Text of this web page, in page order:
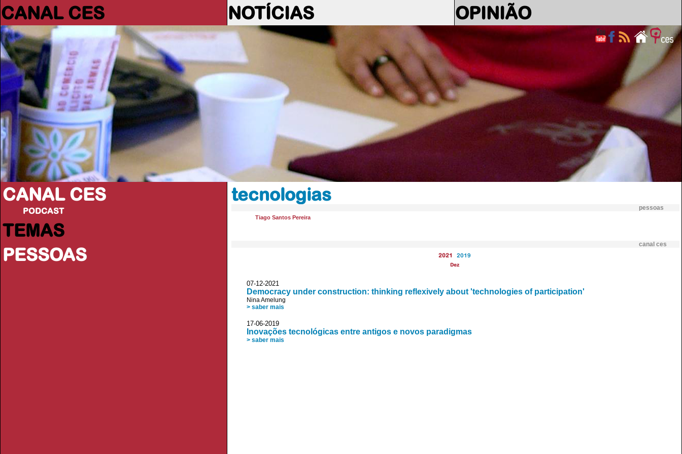
CANAL CES NOTÍCIAS OPINIÃO
CANAL CES
PODCAST
TEMAS
PESSOAS
tecnologias
pessoas
Tiago Santos Pereira
canal ces
2021 2019
Dez
07-12-2021
Democracy under construction: thinking reflexively about 'technologies of participation'
Nina Amelung
> saber mais
17-06-2019
Inovações tecnológicas entre antigos e novos paradigmas
> saber mais